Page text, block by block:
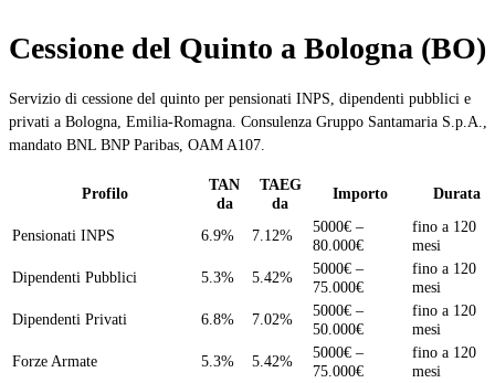
Cessione del Quinto a Bologna (BO)
Servizio di cessione del quinto per pensionati INPS, dipendenti pubblici e
privati a Bologna, Emilia-Romagna. Consulenza Gruppo Santamaria S.p.A.,
mandato BNL BNP Paribas, OAM A107.
Profilo
TAN
da
TAEG
da
Importo Durata
Pensionati INPS 6.9% 7.12%
5000€ –
80.000€
fino a 120
mesi
Dipendenti Pubblici
5.3% 5.42%
5000€ –
75.000€
fino a 120
mesi
Dipendenti Privati
6.8% 7.02%
5000€ –
50.000€
fino a 120
mesi
Forze Armate
5.3% 5.42%
5000€ –
75.000€
fino a 120
mesi